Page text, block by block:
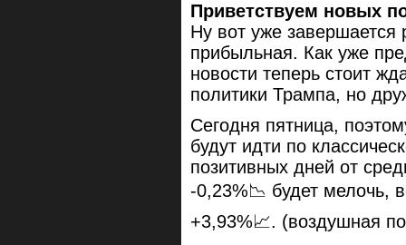
Приветствуем новых
Ну вот уже завершается
прибыльная. Как уже
новости теперь стоит
политики Трампа, но
Сегодня пятница,
будут идти по
позитивных дней от
-0,23%📉 будет мелочь,
+3,93%📈. (воздушная